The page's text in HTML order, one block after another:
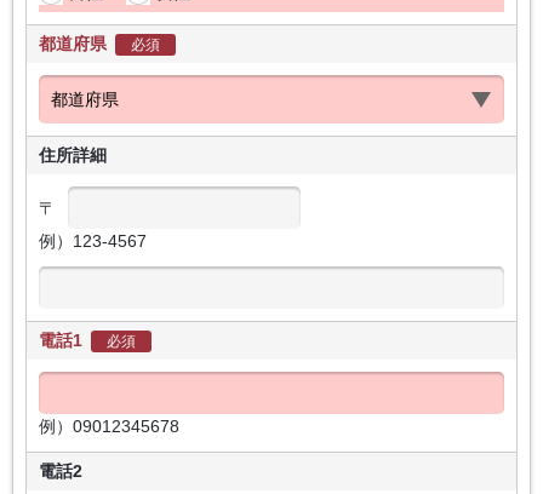
都道府県 必須
住所詳細
〒
例）123-4567
電話1 必須
例）09012345678
電話2